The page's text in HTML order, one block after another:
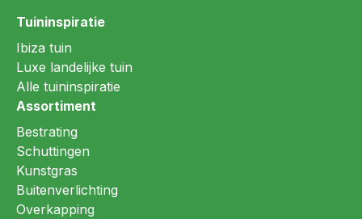
Tuininspiratie
Ibiza tuin
Luxe landelijke tuin
Alle tuininspiratie
Assortiment
Bestrating
Schuttingen
Kunstgras
Buitenverlichting
Overkapping